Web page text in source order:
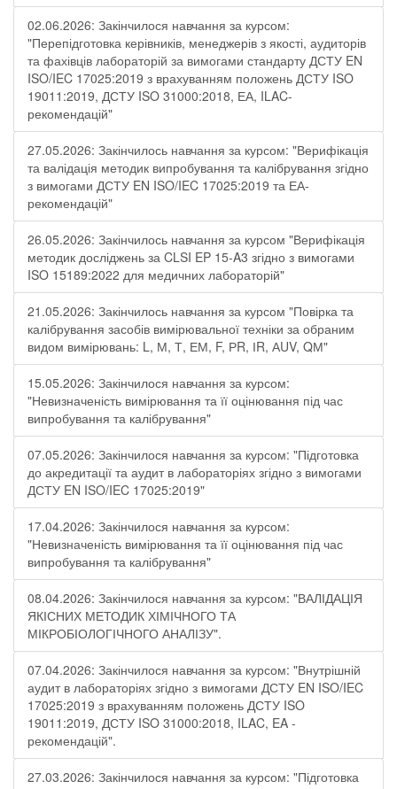
02.06.2026: Закінчилося навчання за курсом:
"Перепідготовка керівників, менеджерів з якості, аудиторів
та фахівців лабораторій за вимогами стандарту ДСТУ EN
ISO/IEC 17025:2019 з врахуванням положень ДСТУ ISO
19011:2019, ДСТУ ISO 31000:2018, ЕА, ILAC-
рекомендацій"
27.05.2026: Закінчилось навчання за курсом: "Верифікація
та валідація методик випробування та калібрування згідно
з вимогами ДСТУ EN ISO/IEC 17025:2019 та ЕА-
рекомендацій"
26.05.2026: Закінчилось навчання за курсом "Верифікація
методик досліджень за CLSI EP 15-A3 згідно з вимогами
ISO 15189:2022 для медичних лабораторій"
21.05.2026: Закінчилось навчання за курсом "Повірка та
калібрування засобів вимірювальної техніки за обраним
видом вимірювань: L, М, Т, ЕМ, F, РR, ІR, АUV, QМ"
15.05.2026: Закінчилося навчання за курсом:
"Невизначеність вимірювання та її оцінювання під час
випробування та калібрування"
07.05.2026: Закінчилося навчання за курсом: "Підготовка
до акредитації та аудит в лабораторіях згідно з вимогами
ДСТУ EN ISO/IEC 17025:2019"
17.04.2026: Закінчилося навчання за курсом:
"Невизначеність вимірювання та її оцінювання під час
випробування та калібрування"
08.04.2026: Закінчилося навчання за курсом: "ВАЛІДАЦІЯ
ЯКІСНИХ МЕТОДИК ХІМІЧНОГО ТА
МІКРОБІОЛОГІЧНОГО АНАЛІЗУ".
07.04.2026: Закінчилося навчання за курсом: "Внутрішній
аудит в лабораторіях згідно з вимогами ДСТУ EN ISO/IEC
17025:2019 з врахуванням положень ДСТУ ISO
19011:2019, ДСТУ ISO 31000:2018, ILAC, EA -
рекомендацій".
27.03.2026: Закінчилося навчання за курсом: "Підготовка